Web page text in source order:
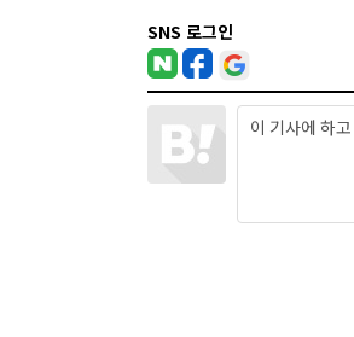
SNS 로그인